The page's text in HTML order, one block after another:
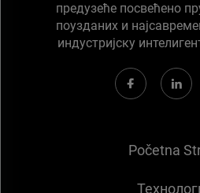
предузеће посвећено
поузданих и
индустријску
Početna